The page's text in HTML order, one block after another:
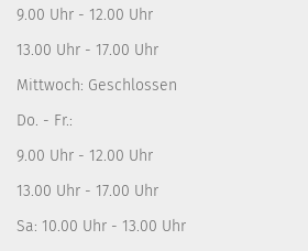
9.00 Uhr - 12.00 Uhr
13.00 Uhr - 17.00 Uhr
Mittwoch: Geschlossen
Do. - Fr.:
9.00 Uhr - 12.00 Uhr
13.00 Uhr - 17.00 Uhr
Sa: 10.00 Uhr - 13.00 Uhr